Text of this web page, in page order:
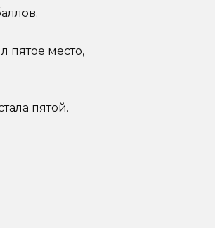
пятое место,
пятой.